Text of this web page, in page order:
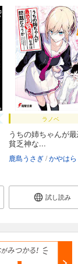
ラノベ
うちの姉ちゃんが
貧乏神な...
鹿島うさぎ かやはら
試し読み